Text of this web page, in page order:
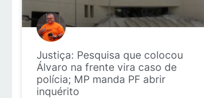
Justiça: Pesquisa que colocou
Álvaro na frente vira caso de
polícia; MP manda PF abrir
inquérito